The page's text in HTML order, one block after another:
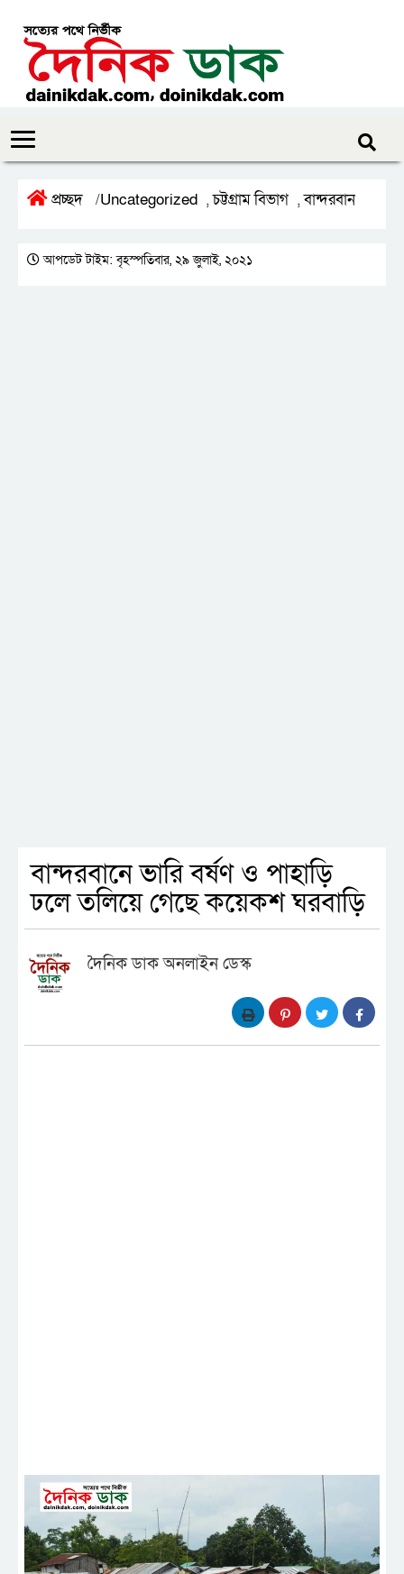
প্রচ্ছদ /Uncategorized ,চট্টগ্রাম বিভাগ ,বান্দরবান
আপডেট টাইম: বৃহস্পতিবার, ২৯ জুলাই, ২০২১
বান্দরবানে ভারি বর্ষণ ও পাহাড়ি
ঢলে তলিয়ে গেছে কয়েকশ ঘরবাড়ি
দৈনিক ডাক অনলাইন ডেস্ক